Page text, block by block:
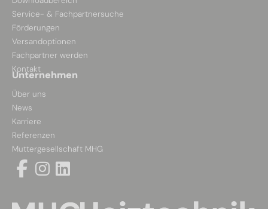
Service- & Fachpartnersuche
Förderungen
Versandoptionen
Fachpartner werden
Kontakt
Unternehmen
Über uns
News
Karriere
Referenzen
Muttergesellschaft MHG